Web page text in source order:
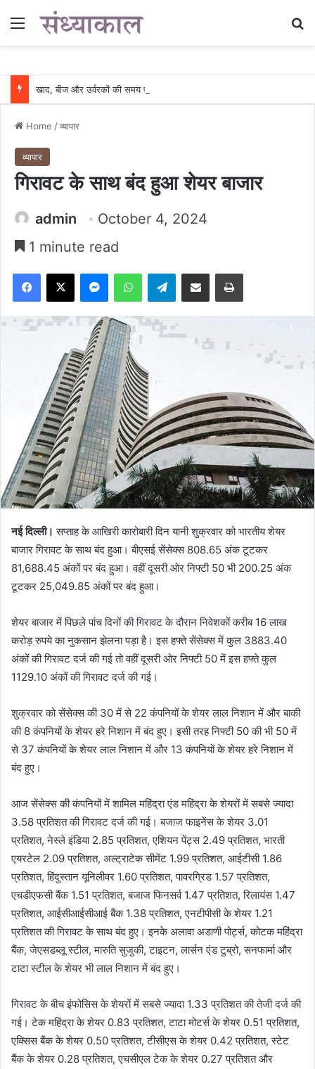
Menu
Home /व्यापार
व्यापार
गिरावट के साथ बंद हुआ शेयर बाजार
admin
October 4, 2024
1 minute read
Facebook
X MessengerWhatsAppTelegramShare via Email Print
नई दिल्ली। सप्ताह के आखिरी कारोबारी दिन यानी शुक्रवार को भारतीय शेयर
बाजार गिरावट के साथ बंद हुआ। बीएसई सेंसेक्स 808.65 अंक टूटकर
81,688.45 अंकों पर बंद हुआ। वहीं दूसरी ओर निफ्टी 50 भी 200.25 अंक
टूटकर 25,049.85 अंकों पर बंद हुआ।
शेयर बाजार में पिछले पांच दिनों की गिरावट के दौरान निवेशकों करीब 16 लाख
करोड़ रुपये का नुकसान झेलना पड़ा है। इस हफ्ते सेंसेक्स में कुल 3883.40
अंकों की गिरावट दर्ज की गई तो वहीं दूसरी ओर निफ्टी 50 में इस हफ्ते कुल
1129.10 अंकों की गिरावट दर्ज की गई।
शुक्रवार को सेंसेक्स की 30 में से 22 कंपनियों के शेयर लाल निशान में और बाकी
की 8 कंपनियों के शेयर हरे निशान में बंद हुए। इसी तरह निफ्टी 50 की भी 50 में
से 37 कंपनियों के शेयर लाल निशान में और 13 कंपनियों के शेयर हरे निशान में
बंद हुए।
आज सेंसेक्स की कंपनियों में शामिल महिंद्रा एंड महिंद्रा के शेयरों में सबसे ज्यादा
3.58 प्रतिशत की गिरावट दर्ज की गई। बजाज फाइनेंस के शेयर 3.01
प्रतिशत, नेस्ले इंडिया 2.85 प्रतिशत, एशियन पेंट्स 2.49 प्रतिशत, भारती
एयरटेल 2.09 प्रतिशत, अल्ट्राटेक सीमेंट 1.99 प्रतिशत, आईटीसी 1.86
प्रतिशत, हिंदुस्तान यूनिलीवर 1.60 प्रतिशत, पावरग्रिड 1.57 प्रतिशत,
एचडीएफसी बैंक 1.51 प्रतिशत, बजाज फिनसर्व 1.47 प्रतिशत, रिलायंस 1.47
प्रतिशत, आईसीआईसीआई बैंक 1.38 प्रतिशत, एनटीपीसी के शेयर 1.21
प्रतिशत की गिरावट के साथ बंद हुए। इनके अलावा अडाणी पोर्ट्स, कोटक महिंद्रा
बैंक, जेएसडब्लू स्टील, मारुति सुजुकी, टाइटन, लार्सन एंड टुब्रो, सनफार्मा और
टाटा स्टील के शेयर भी लाल निशान में बंद हुए।
गिरावट के बीच इंफोसिस के शेयरों में सबसे ज्यादा 1.33 प्रतिशत की तेजी दर्ज की
गई। टेक महिंद्रा के शेयर 0.83 प्रतिशत, टाटा मोटर्स के शेयर 0.51 प्रतिशत,
एक्सिस बैंक के शेयर 0.50 प्रतिशत, टीसीएस के शेयर 0.42 प्रतिशत, स्टेट
बैंक के शेयर 0.28 प्रतिशत, एचसीएल टेक के शेयर 0.27 प्रतिशत और